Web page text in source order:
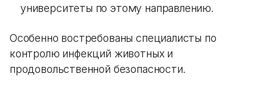
университеты по этому направлению.
Особенно востребованы специалисты по
контролю инфекций животных и
продовольственной безопасности.